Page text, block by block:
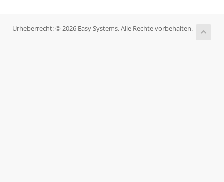
Urheberrecht: © 2026 Easy Systems. Alle Rechte vorbehalten.